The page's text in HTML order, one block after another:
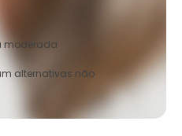
moderada
alternativas não